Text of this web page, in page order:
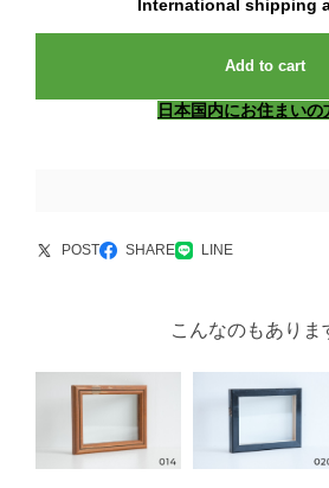
International shipping
Add to cart
日本国内にお住まいの
POST SHARE LINE
こんなのもありま